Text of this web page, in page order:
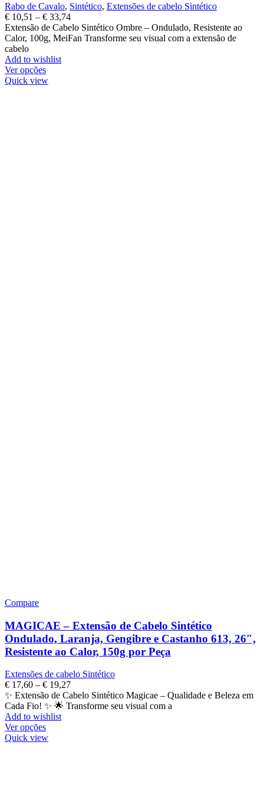
Rabo de Cavalo, Sintético, Extensões de cabelo Sintético
€ 10,51 – € 33,74
Extensão de Cabelo Sintético Ombre – Ondulado, Resistente ao
Calor, 100g, MeiFan Transforme seu visual com a extensão de
cabelo
Add to wishlist
Ver opções
Quick view
Compare
MAGICAE – Extensão de Cabelo Sintético
Ondulado, Laranja, Gengibre e Castanho 613, 26″,
Resistente ao Calor, 150g por Peça
Extensões de cabelo Sintético
€ 17,60 – € 19,27
✨ Extensão de Cabelo Sintético Magicae – Qualidade e Beleza em
Cada Fio! ✨ 🌟 Transforme seu visual com a
Add to wishlist
Ver opções
Quick view